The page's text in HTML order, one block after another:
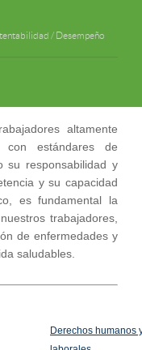
/ Desempeño
altamente
estándares de
su responsabilidad y
y su capacidad
es fundamental la
trabajadores,
de enfermedades y
saludables.
Derechos humanos